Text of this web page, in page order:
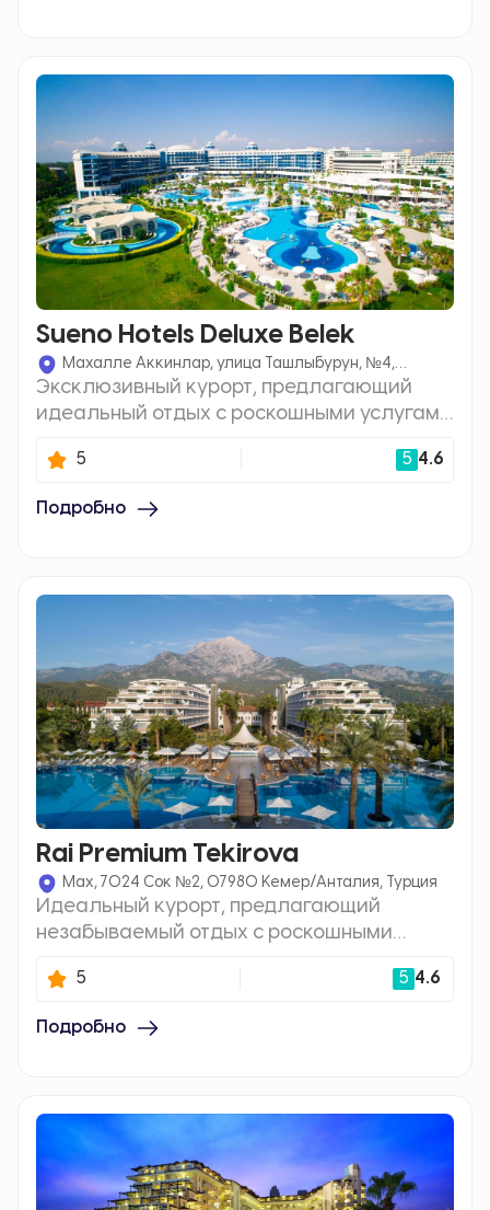
Sueno Hotels Deluxe Belek
Махалле Аккинлар, улица Ташлыбурун, №4,
Кадрие-Серик/Анталия, Бельк, Турция
Эксклюзивный курорт, предлагающий
идеальный отдых с роскошными услугами
расположенный на побережье
5 5 4.6
Rai Premium Tekirova
Мах, 7024 Сок №2, 07980 Кемер/Анталия, Турция
Идеальный курорт, предлагающий
незабываемый отдых с роскошными
разнообразными развлекательными
побережье Средиземного моря.
5 5 4.6